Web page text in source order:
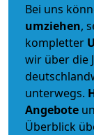
Bei uns
umziehen,
kompletter
wir über die
unterwegs.
Angebote
Überblick